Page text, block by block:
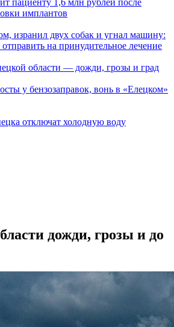
пациенту 1,6 млн рублей после
имплантов
изранил двух собак и угнал машину:
на принудительное лечение
области — дожди, грозы и град
у бензозаправок, вонь в «Елецком»
отключат холодную воду
дожди, грозы и до